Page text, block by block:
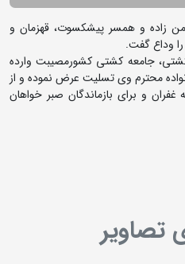
زاده و همسر پیشکسوت، قهزمان و
وداع گفت.
جامعه کشتی کشورمصیبت وارده
محترم وی تسلیت عرض نموده و از
و برای بازماندگان صبر خواهان
تصاویر